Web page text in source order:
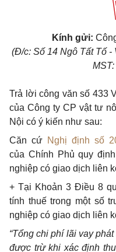
Kính gửi:
(Đ/c: Số 14 Ngô Tất Tố -
Trả lời công văn số 433
của Công ty CP vật tư
Nội có ý kiến như sau:
Căn cứ Nghị định số
của Chính Phủ quy
nghiệp có giao dịch liên
+ Tại Khoản 3 Điều 8
tính thuế trong một số
nghiệp có giao dịch liên
“Tổng chi phí lãivay phát
được trừ khi xác định